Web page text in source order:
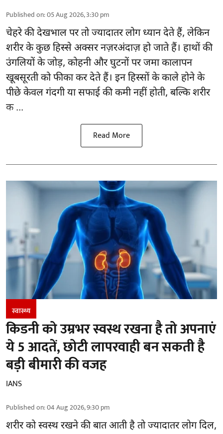
Published on:05 Aug 2026, 3:30 pm
चेहरे की देखभालपर तो ज्यादातर लोग ध्यान देते हैं, लेकिन
शरीर के कुछ हिस्से अक्सर नज़रअंदाज़ हो जाते हैं। हाथों की
उंगलियों के जोड़, कोहनी और घुटनों पर जमा कालापन
खूबसूरती को फीका कर देते हैं। इन हिस्सों के काले होने के
पीछे केवल गंदगी या सफाई की कमी नहीं होती, बल्कि शरीर
क ...
Read More
स्वास्थ्य
किडनी को उम्रभर स्वस्थ रखना है तो अपनाएं
ये 5 आदतें, छोटी लापरवाही बन सकती है
बड़ी बीमारी की वजह
IANS
Published on:04 Aug 2026, 9:30 pm
शरीर को स्वस्थ रखने की बात आती है तो ज्यादातर लोग दिल,